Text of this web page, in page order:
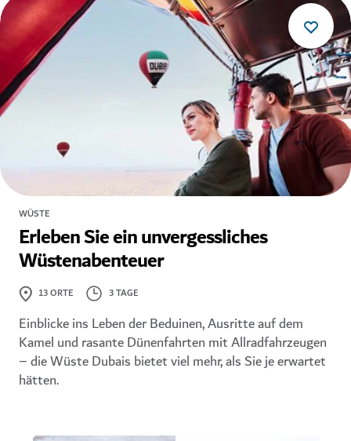
WÜSTE
Erleben Sie ein unvergessliches
Wüstenabenteuer
13ORTE 3 TAGE
Einblicke ins Leben der Beduinen, Ausritte auf dem
Kamel und rasante Dünenfahrten mit Allradfahrzeugen
– die Wüste Dubais bietet viel mehr, als Sie je erwartet
hätten.